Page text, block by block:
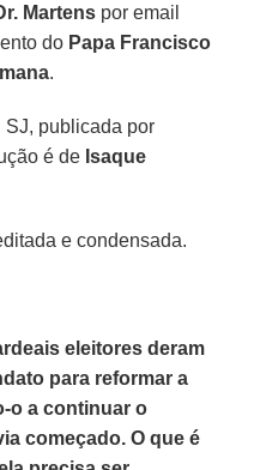
Martens por email
do Papa Francisco
.
SJ, publicada por
é de Isaque
e condensada.
eleitores deram
para reformar a
o a continuar o
começado. O que é